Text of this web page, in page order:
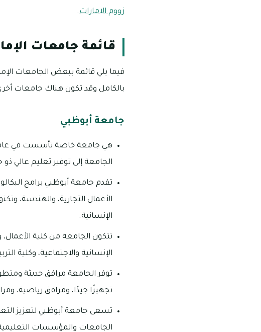
زووم الامارات.
قائمة جامعات
فيما يلي قائمة ببعض الجامعات
بالكامل وقد تكون هناك جامعات
جامعة أبوظبي
الجامعة إلى توفير تعليم عالي ذو
تقدم جامعة أبوظبي برامج
الأعمال التجارية، والهندسة،
الإنسانية.
تتكون الجامعة من كلية
الإنسانية والاجتماعية، وكلية
توفر الجامعة مرافق حديثة
تجهيزًا جيدًا، ومرافق رياضية،
تسعى جامعة أبوظبي لتعزيز
الجامعات والمؤسسات التعليمية